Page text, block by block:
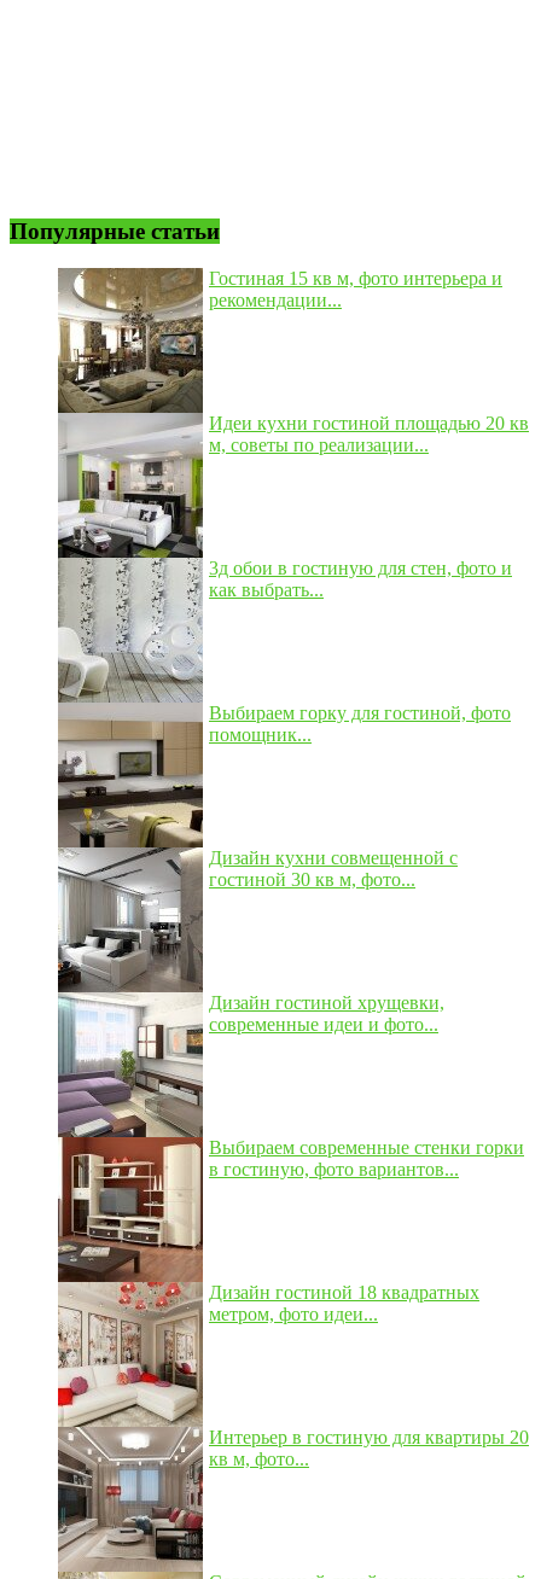
Популярные статьи
Гостиная 15 кв м, фото интерьера и
рекомендации...
Идеи кухни гостиной площадью 20 кв
м, советы по реализации...
3д обои в гостиную для стен, фото и
как выбрать...
Выбираем горку для гостиной, фото
помощник...
Дизайн кухни совмещенной с
гостиной 30 кв м, фото...
Дизайн гостиной хрущевки,
современные идеи и фото...
Выбираем современные стенки горки
в гостиную, фото вариантов...
Дизайн гостиной 18 квадратных
метром, фото идеи...
Интерьер в гостиную для квартиры 20
кв м, фото...